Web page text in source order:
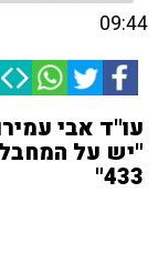
09:44
"יש על
433"